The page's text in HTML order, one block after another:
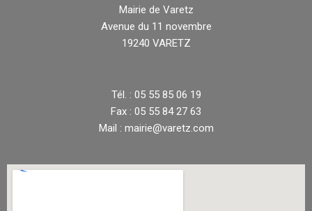
Mairie de Varetz
Avenue du 11 novembre
19240 VARETZ
Tél. : 05 55 85 06 19
Fax : 05 55 84 27 63
Mail : mairie@varetz.com